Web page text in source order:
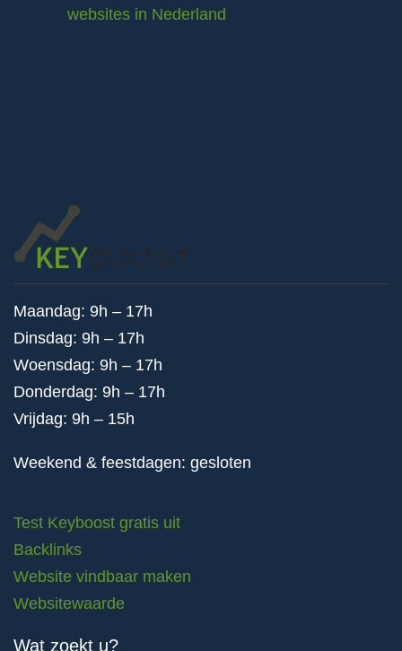
websites in Nederland
Maandag: 9h – 17h
Dinsdag: 9h – 17h
Woensdag: 9h – 17h
Donderdag: 9h – 17h
Vrijdag: 9h – 15h
Weekend & feestdagen: gesloten
Test Keyboost gratis uit
Backlinks
Website vindbaar maken
Websitewaarde
Wat zoekt u?